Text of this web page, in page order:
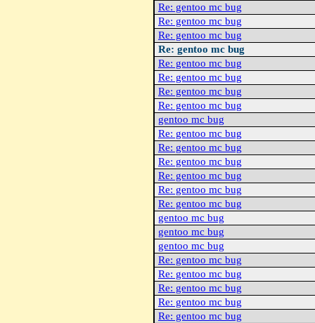
Re: gentoo mc bug
Re: gentoo mc bug
Re: gentoo mc bug
Re: gentoo mc bug
Re: gentoo mc bug
Re: gentoo mc bug
Re: gentoo mc bug
Re: gentoo mc bug
gentoo mc bug
Re: gentoo mc bug
Re: gentoo mc bug
Re: gentoo mc bug
Re: gentoo mc bug
Re: gentoo mc bug
Re: gentoo mc bug
gentoo mc bug
gentoo mc bug
gentoo mc bug
Re: gentoo mc bug
Re: gentoo mc bug
Re: gentoo mc bug
Re: gentoo mc bug
Re: gentoo mc bug